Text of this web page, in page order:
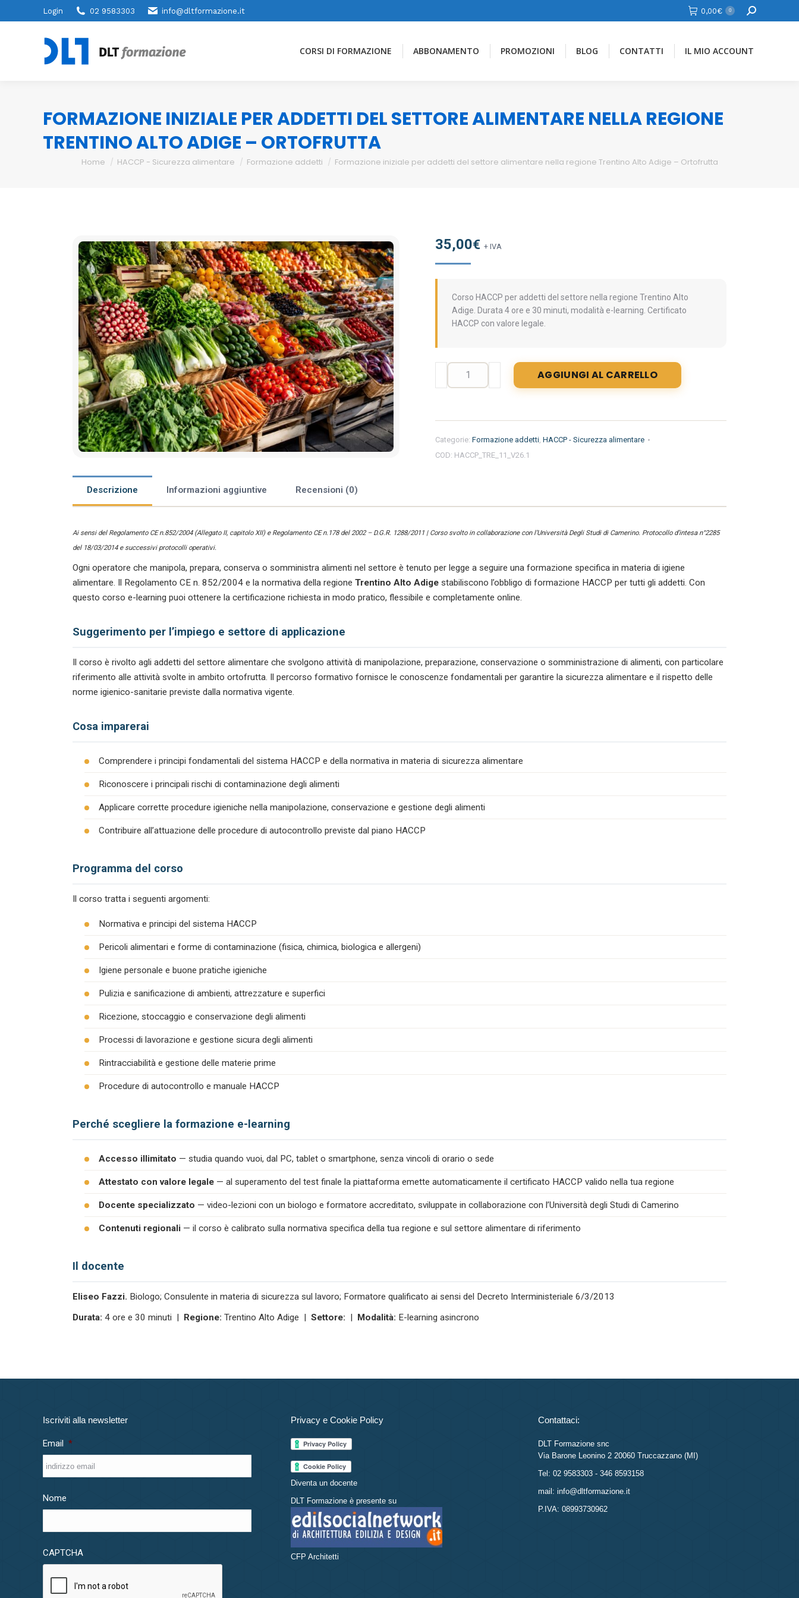
Login 02 9583303 info@dltformazione.it 0,00€ 0 Cerca
CORSI DI FORMAZIONE ABBONAMENTO PROMOZIONI BLOG CONTATTI IL MIO ACCOUNT
FORMAZIONE INIZIALE PER ADDETTI DEL SETTORE ALIMENTARE NELLA REGIONE
TRENTINO ALTO ADIGE – ORTOFRUTTA
You are here:
Home HACCP - Sicurezza alimentare Formazione addetti Formazione iniziale per addetti del settore alimentare nella regione Trentino Alto Adige – Ortofrutta
35,00€ + IVA
Corso HACCP per addetti del settore nella regione Trentino Alto
Adige. Durata 4 ore e 30 minuti, modalità e-learning. Certificato
HACCP con valore legale.
Formazione
del
alimentare
nella
Ortofrutta
AGGIUNGI AL CARRELLO
Categorie: Formazione addetti, HACCP - Sicurezza alimentare
COD: HACCP_TRE_11_V26.1
Descrizione Informazioni aggiuntive Recensioni (0)
Ai sensi del Regolamento CE n.852/2004 (Allegato II, capitolo XII) e Regolamento CE n.178 del 2002 – D.G.R. 1288/2011 | Corso svolto in collaborazione con l’Università Degli Studi di Camerino. Protocollo d’intesa n°2285
del 18/03/2014 e successivi protocolli operativi.
Ogni operatore che manipola, prepara, conserva o somministra alimenti nel settore è tenuto per legge a seguire una formazione specifica in materia di igiene
alimentare. Il Regolamento CE n. 852/2004 e la normativa della regione Trentino Alto Adige stabiliscono l’obbligo di formazione HACCP per tutti gli addetti. Con
questo corso e-learning puoi ottenere la certificazione richiesta in modo pratico, flessibile e completamente online.
Suggerimento per l’impiego e settore di applicazione
Il corso è rivolto agli addetti del settore alimentare che svolgono attività di manipolazione, preparazione, conservazione o somministrazione di alimenti, con particolare
riferimento alle attività svolte in ambito ortofrutta. Il percorso formativo fornisce le conoscenze fondamentali per garantire la sicurezza alimentare e il rispetto delle
norme igienico-sanitarie previste dalla normativa vigente.
Cosa imparerai
Comprendere i principi fondamentali del sistema HACCP e della normativa in materia di sicurezza alimentare
Riconoscere i principali rischi di contaminazione degli alimenti
Applicare corrette procedure igieniche nella manipolazione, conservazione e gestione degli alimenti
Contribuire all’attuazione delle procedure di autocontrollo previste dal piano HACCP
Programma del corso
Il corso tratta i seguenti argomenti:
Normativa e principi del sistema HACCP
Pericoli alimentari e forme di contaminazione (fisica, chimica, biologica e allergeni)
Igiene personale e buone pratiche igieniche
Pulizia e sanificazione di ambienti, attrezzature e superfici
Ricezione, stoccaggio e conservazione degli alimenti
Processi di lavorazione e gestione sicura degli alimenti
Rintracciabilità e gestione delle materie prime
Procedure di autocontrollo e manuale HACCP
Perché scegliere la formazione e-learning
Accesso illimitato — studia quando vuoi, dal PC, tablet o smartphone, senza vincoli di orario o sede
Attestato con valore legale — al superamento del test finale la piattaforma emette automaticamente il certificato HACCP valido nella tua regione
Docente specializzato — video-lezioni con un biologo e formatore accreditato, sviluppate in collaborazione con l’Università degli Studi di Camerino
Contenuti regionali — il corso è calibrato sulla normativa specifica della tua regione e sul settore alimentare di riferimento
Il docente
Eliseo Fazzi. Biologo; Consulente in materia di sicurezza sul lavoro; Formatore qualificato ai sensi del Decreto Interministeriale 6/3/2013
Durata: 4 ore e 30 minuti | Regione: Trentino Alto Adige | Settore: | Modalità: E-learning asincrono
Iscriviti alla newsletter
Email *
Nome
CAPTCHA
Privacy e Cookie Policy
Diventa un docente
DLT Formazione è presente su
CFP Architetti
Contattaci:
DLT Formazione snc
Via Barone Leonino 2 20060 Truccazzano (MI)
Tel: 02 9583303 - 346 8593158
mail: info@dltformazione.it
P.IVA: 08993730962